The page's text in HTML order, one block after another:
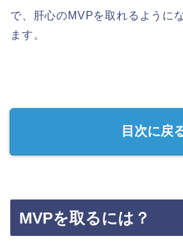
で、肝心のMVPを取れるように
ます。
目次に戻
MVPを取るには？